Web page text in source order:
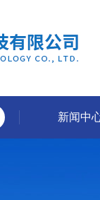
新闻中